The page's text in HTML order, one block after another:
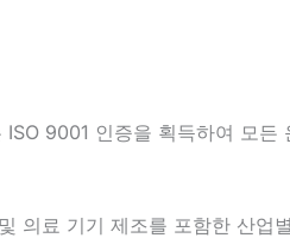
ISO 9001 인증을 획득하여 모든
의료 기기 제조를 포함한 산업